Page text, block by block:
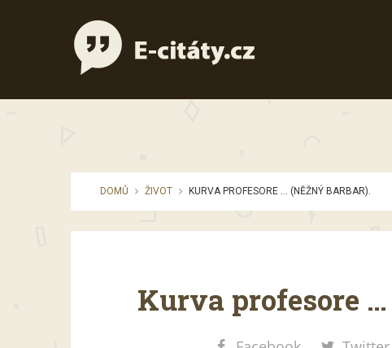
DOMŮ ŽIVOT KURVA PROFESORE … (NĚŽNÝ BARBAR).
Kurva profesore